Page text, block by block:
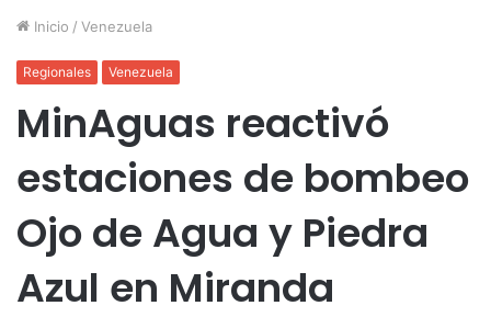
Inicio / Venezuela
Regionales Venezuela
MinAguas reactivó
estaciones de bombeo
Ojo de Agua y Piedra
Azul en Miranda